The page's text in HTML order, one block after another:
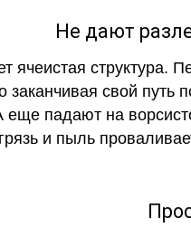
Не дают
ячеистая структура.
заканчивая свой
еще падают на
и пыль